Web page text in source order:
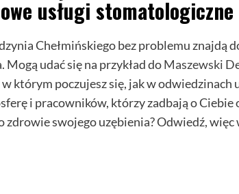
usługi stomatologiczne
Chełmińskiego bez problemu znajdą
Mogą udać się na przykład doMaszewski
którym poczujesz się, jak w odwiedzinach
i pracowników, którzy zadbają o
zdrowie swojego uzębienia? Odwiedź,